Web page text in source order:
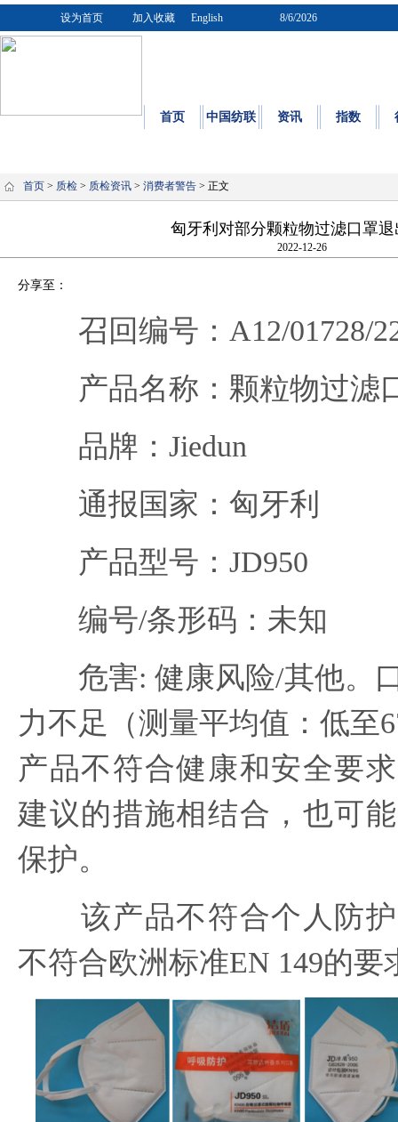
设为首页 加入收藏 English 8/6/2026
首页 中国纺联 资讯 指数
首页 > 质检 > 质检资讯 > 消费者警告 > 正文
匈牙利对部分颗粒物过滤口罩
2022-12-26
分享至：
召回编号：A12/01728/
产品名称：颗粒物过滤
品牌：Jiedun
通报国家：匈牙利
产品型号：JD950
编号/条形码：未知
危害: 健康风险/其他。
力不足（测量平均值：低至
产品不符合健康和安全要
建议的措施相结合，也可
保护。
该产品不符合个人防护
不符合欧洲标准EN 149的要